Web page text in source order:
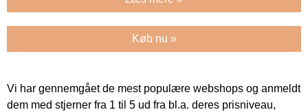
Køb nu »
Vi har gennemgået de mest populære webshops og anmeldt
dem med stjerner fra 1 til 5 ud fra bl.a. deres prisniveau,